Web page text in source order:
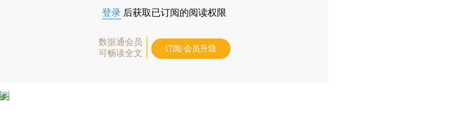
登录 后获取已订阅的阅读权限
数据通会员
可畅读全文
订阅/会员升级